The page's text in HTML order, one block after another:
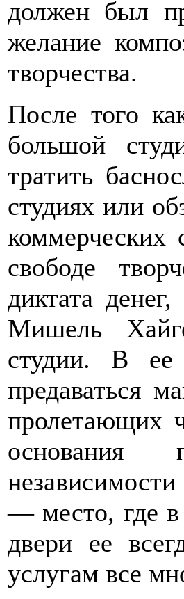
должен был
желание
творчества.
После того
большой
тратить
студиях или
коммерческих
свободе
диктата
Мишель
студии. В ее
предаваться
пролетающих
основания
— место, где в
двери ее
услугам все